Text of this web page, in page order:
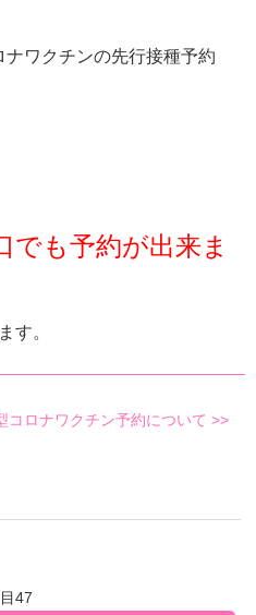
ナワクチンの先行接種予約
でも予約が出来ま
す。
コロナワクチン予約について >>
47